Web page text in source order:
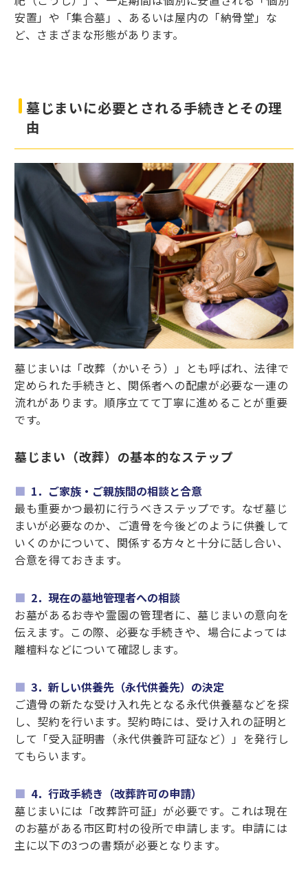
安置」や「集合墓」、あるいは屋内の「納骨堂」な
ど、さまざまな形態があります。
墓じまいに必要とされる手続きとその理
由
墓じまいは「改葬（かいそう）」とも呼ばれ、法律で
定められた手続きと、関係者への配慮が必要な一連の
流れがあります。順序立てて丁寧に進めることが重要
です。
墓じまい（改葬）の基本的なステップ
1．ご家族・ご親族間の相談と合意
最も重要かつ最初に行うべきステップです。なぜ墓じ
まいが必要なのか、ご遺骨を今後どのように供養して
いくのかについて、関係する方々と十分に話し合い、
合意を得ておきます。
2．現在の墓地管理者への相談
お墓があるお寺や霊園の管理者に、墓じまいの意向を
伝えます。この際、必要な手続きや、場合によっては
離檀料などについて確認します。
3．新しい供養先（永代供養先）の決定
ご遺骨の新たな受け入れ先となる永代供養墓などを探
し、契約を行います。契約時には、受け入れの証明と
して「受入証明書（永代供養許可証など）」を発行し
てもらいます。
4．行政手続き（改葬許可の申請）
墓じまいには「改葬許可証」が必要です。これは現在
のお墓がある市区町村の役所で申請します。申請には
主に以下の3つの書類が必要となります。